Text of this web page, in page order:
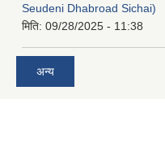
Seudeni Dhabroad Sichai)
मिति: 09/28/2025 - 11:38
अन्य